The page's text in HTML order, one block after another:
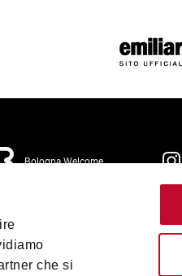
che si
Bologna Welcome
di Vendita
Criteri di
All rights reserved. Fondazione